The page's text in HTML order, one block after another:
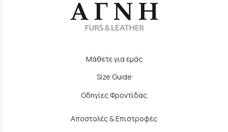
Μάθετε για εμάς
Size Guide
Οδηγίες Φροντίδας
Αποστολές & Επιστροφές